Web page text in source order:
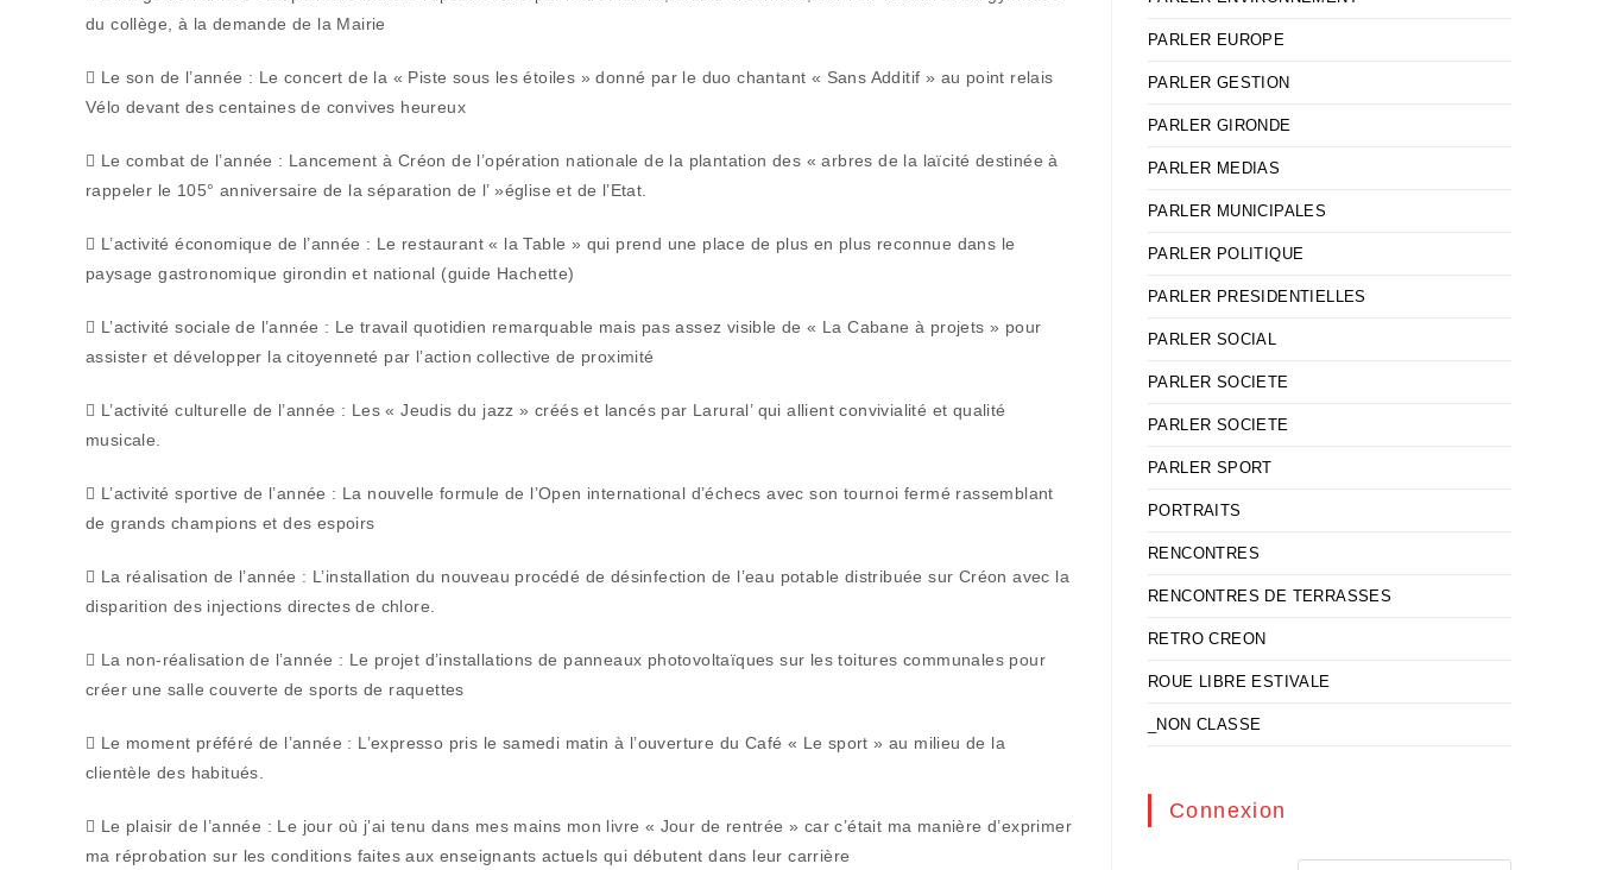
du collège, à la demande de la Mairie
 Le son de l’année : Le concert de la « Piste sous les étoiles » donné par le duo chantant « Sans Additif » au point relais
Vélo devant des centaines de convives heureux
 Le combat de l’année : Lancement à Créon de l’opération nationale de la plantation des « arbres de la laïcité destinée à
rappeler le 105° anniversaire de la séparation de l’ »église et de l’Etat.
 L’activité économique de l’année : Le restaurant « la Table » qui prend une place de plus en plus reconnue dans le
paysage gastronomique girondin et national (guide Hachette)
 L’activité sociale de l’année : Le travail quotidien remarquable mais pas assez visible de « La Cabane à projets » pour
assister et développer la citoyenneté par l’action collective de proximité
 L’activité culturelle de l’année : Les « Jeudis du jazz » créés et lancés par Larural’ qui allient convivialité et qualité
musicale.
 L’activité sportive de l’année : La nouvelle formule de l’Open international d’échecs avec son tournoi fermé rassemblant
de grands champions et des espoirs
 La réalisation de l’année : L’installation du nouveau procédé de désinfection de l’eau potable distribuée sur Créon avec la
disparition des injections directes de chlore.
 La non-réalisation de l’année : Le projet d’installations de panneaux photovoltaïques sur les toitures communales pour
créer une salle couverte de sports de raquettes
 Le moment préféré de l’année : L’expresso pris le samedi matin à l’ouverture du Café « Le sport » au milieu de la
clientèle des habitués.
 Le plaisir de l’année : Le jour où j’ai tenu dans mes mains mon livre « Jour de rentrée » car c’était ma manière d’exprimer
ma réprobation sur les conditions faites aux enseignants actuels qui débutent dans leur carrière
PARLER EUROPE
PARLER GESTION
PARLER GIRONDE
PARLER MEDIAS
PARLER MUNICIPALES
PARLER POLITIQUE
PARLER PRESIDENTIELLES
PARLER SOCIAL
PARLER SOCIETE
PARLER SOCIETE
PARLER SPORT
PORTRAITS
RENCONTRES
RENCONTRES DE TERRASSES
RETRO CREON
ROUE LIBRE ESTIVALE
_NON CLASSE
Connexion